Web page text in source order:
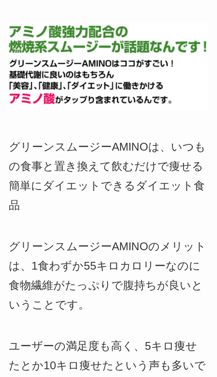
グリーンスムージーAMINOは、いつも
の食事と置き換えて飲むだけで痩せる
簡単にダイエットできるダイエット食
品
グリーンスムージーAMINOのメリット
は、1食わずか55キロカロリーなのに
食物繊維がたっぷりで腹持ちが良いと
いうことです。
ユーザーの満足度も高く、5キロ痩せ
たとか10キロ痩せたという声も多いで